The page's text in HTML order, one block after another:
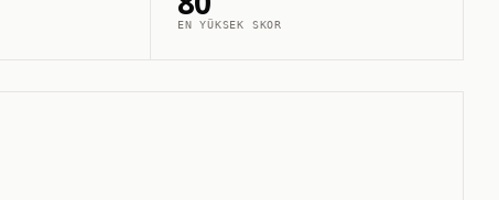
EN YÜKSEK SKOR